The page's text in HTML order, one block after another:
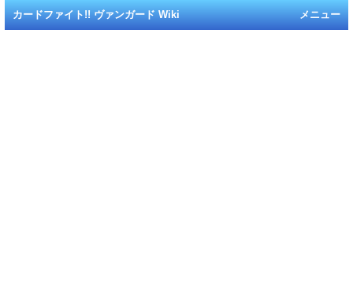
メニュー
カードファイト!! ヴァンガード Wiki